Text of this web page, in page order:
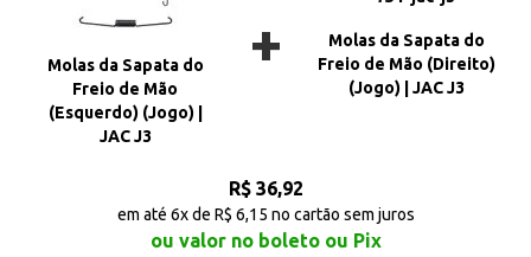
Molas da Sapata do
Freio de Mão
(Esquerdo) (Jogo) |
JAC J3
+
Molas da Sapata do
Freio de Mão (Direito)
(Jogo) | JAC J3
R$ 36,92
em até 6x de R$ 6,15 no cartão sem juros
ou valor no boleto ou Pix